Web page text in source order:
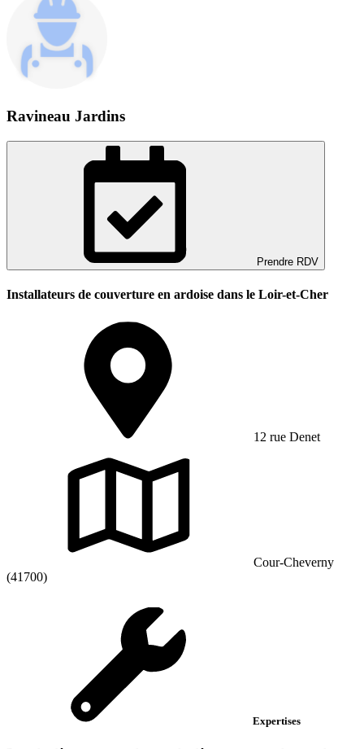
Ravineau Jardins
Prendre RDV
Installateurs de couverture en ardoise dans le Loir-et-Cher
12 rue Denet
Cour-Cheverny
(41700)
Expertises